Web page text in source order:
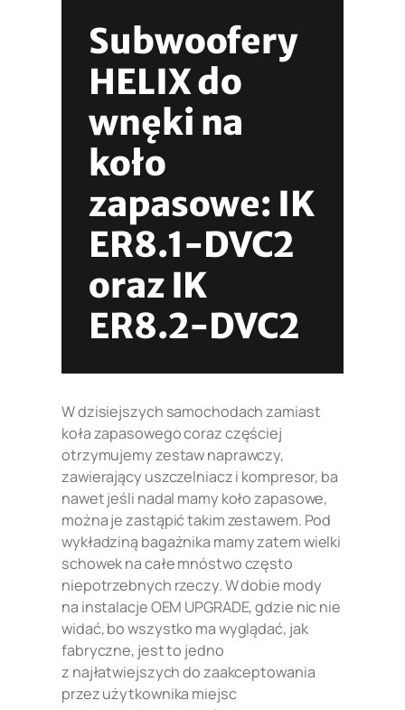
Subwoofery
HELIX do
wnęki na
koło
zapasowe: IK
ER8.1-DVC2
oraz IK
ER8.2-DVC2
W dzisiejszych samochodach zamiast
koła zapasowego coraz częściej
otrzymujemy zestaw naprawczy,
zawierający uszczelniacz i kompresor, ba
nawet jeśli nadal mamy koło zapasowe,
można je zastąpić takim zestawem. Pod
wykładziną bagażnika mamy zatem wielki
schowek na całe mnóstwo często
niepotrzebnych rzeczy. W dobie mody
na instalacje OEM UPGRADE, gdzie nic nie
widać, bo wszystko ma wyglądać, jak
fabryczne, jest to jedno
z najłatwiejszych do zaakceptowania
przez użytkownika miejsc